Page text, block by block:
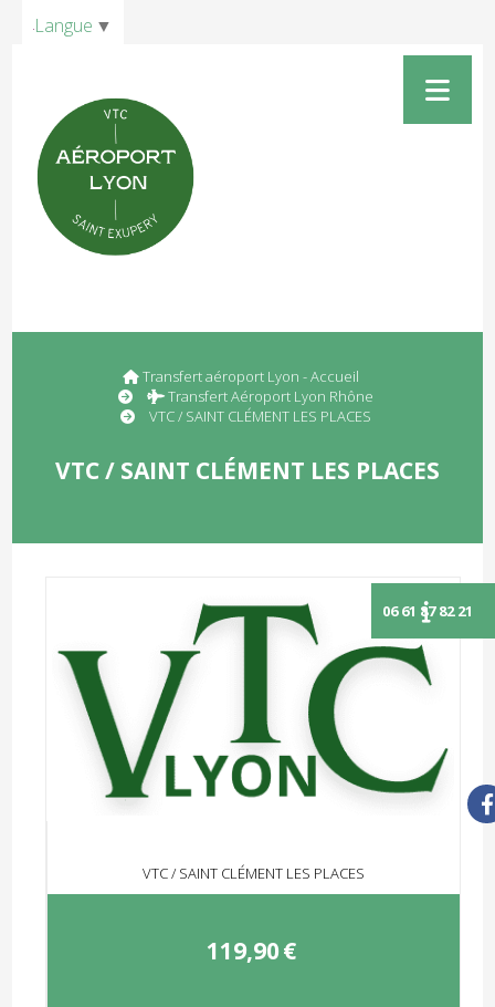
Transfert aéroport Lyon - Accueil
Transfert Aéroport Lyon Rhône
VTC / SAINT CLÉMENT LES PLACES
VTC / SAINT CLÉMENT LES PLACES
VTC / SAINT CLÉMENT LES PLACES
119,90€
Langue ▼